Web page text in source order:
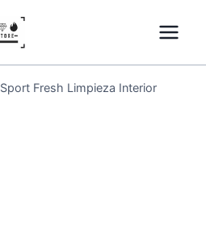
Sport Fresh Limpieza Interior